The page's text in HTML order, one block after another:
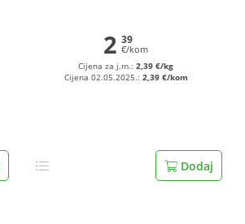
2 39
€/kom
Cijena za j.m.:2,39 €/kg
Cijena 02.05.2025.: 2,39 €/kom
Dodaj